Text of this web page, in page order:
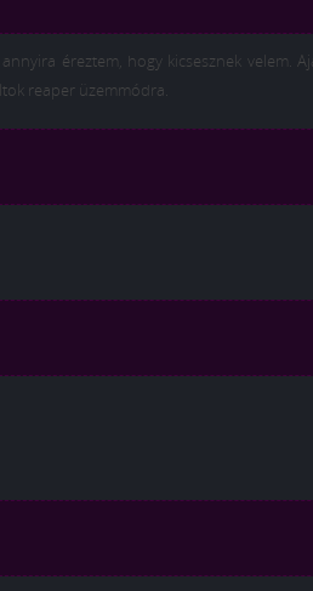
éreztem, hogy kicsesznek velem.
reaper üzemmódra.